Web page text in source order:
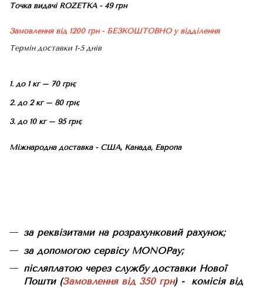
Точка видачі ROZETKA - 49 грн
Замовлення від 1200 грн - БЕЗКОШТОВНО у відділення
Термін доставки 1-5 днів
1. до 1 кг – 70 грн;
2. до 2 кг – 80 грн;
3. до 10 кг – 95 грн;
Міжнародна доставка - США, Канада, Европа
за реквізитами на розрахунковий рахунок;
за допомогою сервісу MONOPay;
післяплатою через службу доставки Нової
Пошти (Замовлення від 350 грн) - комісія від